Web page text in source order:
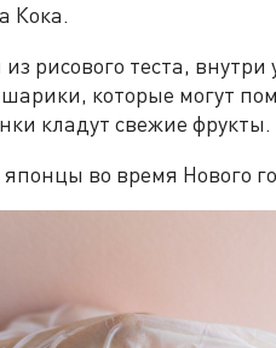
Кока.
рисового теста,
которые могут
кладут свежие фрукты.
во время Нового